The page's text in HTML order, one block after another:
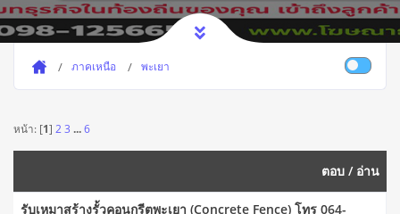
ภาคเหนือ พะเยา
หน้า: [1] 2 3 ...6
ตอบ / อ่าน
รับเหมาสร้างรั้วคอนกรีตพะเยา (Concrete Fence) โทร 064-